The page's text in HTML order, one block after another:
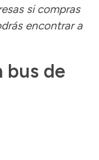
si compras
encontrar a
bus de